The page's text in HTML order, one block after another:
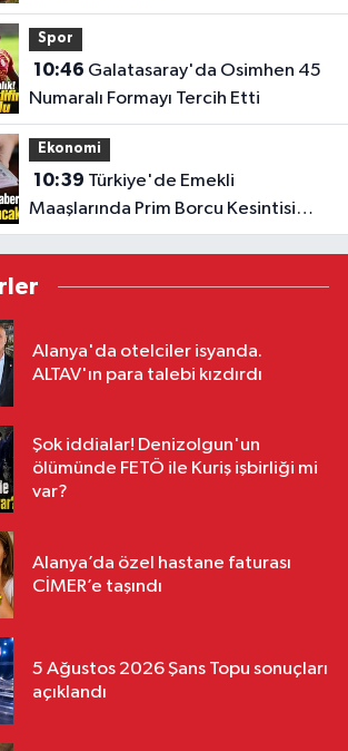
Spor
10:46
Numaralı Formayı Tercih Etti
Ekonomi
10:39
Maaşlarında Prim Borcu Kesintisi
Uygulanacak
Alanya'da otelciler isyanda.
ALTAV'ın para talebi kızdırdı
Şok iddialar! Denizolgun'un
ölümünde FETÖ ile Kuriş işbirliği mi
var?
Alanya’da özel hastane faturası
CİMER’e taşındı
5 Ağustos 2026 Şans Topu sonuçları
açıklandı